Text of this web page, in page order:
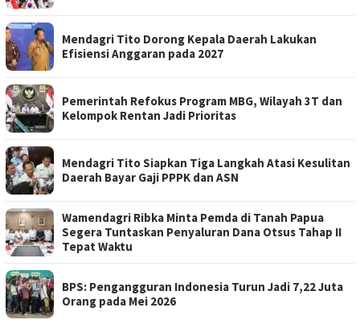
Mendagri Tito Dorong Kepala Daerah Lakukan
Efisiensi Anggaran pada 2027
Pemerintah Refokus Program MBG, Wilayah 3T dan
Kelompok Rentan Jadi Prioritas
Mendagri Tito Siapkan Tiga Langkah Atasi Kesulitan
Daerah Bayar Gaji PPPK dan ASN
Wamendagri Ribka Minta Pemda di Tanah Papua
Segera Tuntaskan Penyaluran Dana Otsus Tahap II
Tepat Waktu
BPS: Pengangguran Indonesia Turun Jadi 7,22 Juta
Orang pada Mei 2026